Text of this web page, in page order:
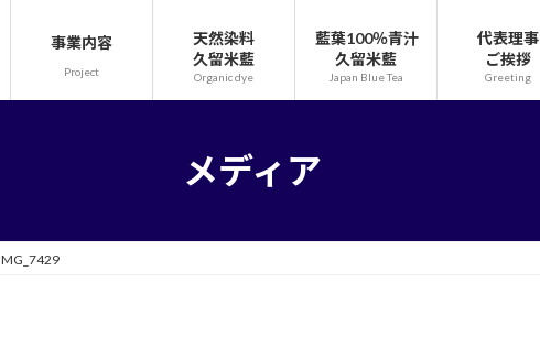
事業内容
Project
天然染料
久留米藍
Organic dye
藍葉100％青汁
久留米藍
Japan Blue Tea
代表理事
ご挨拶
Greeting
メディア